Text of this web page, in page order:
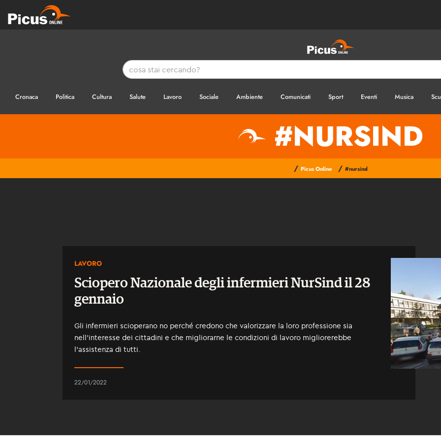
Cronaca Politica Cultura Salute Lavoro Sociale Ambiente Comunicati Sport Eventi Musica
#NURSIND
/ Picus Online / #nursind
LAVORO
Sciopero Nazionale degli infermieri NurSind il 28
gennaio
Gli infermieri scioperano no perché credono che valorizzare la loro professione sia
nell’interesse dei cittadini e che migliorarne le condizioni di lavoro migliorerebbe
l’assistenza di tutti.
22/01/2022